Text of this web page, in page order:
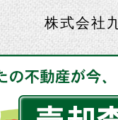
株式会社